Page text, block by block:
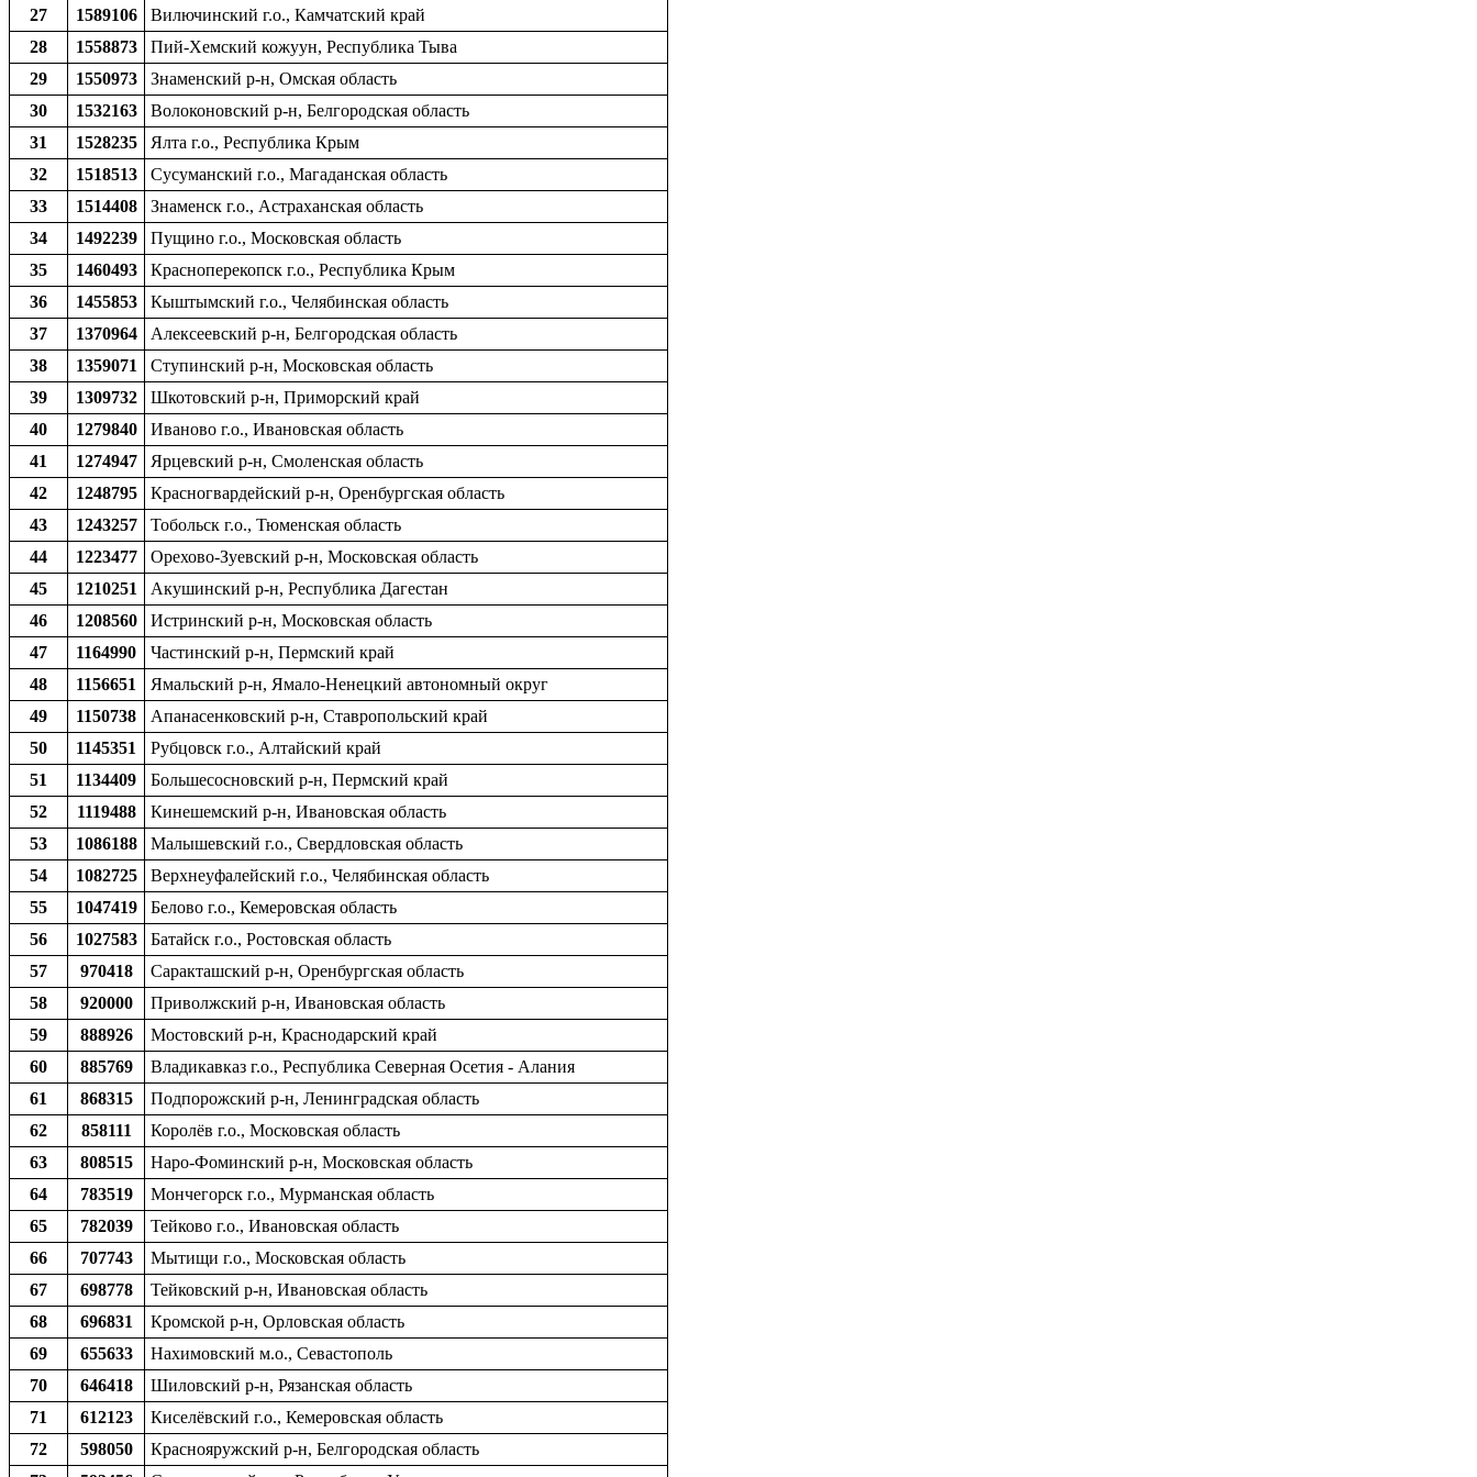
27 1589106
Вилючинский г.о., Камчатский край
28
1558873
Пий-Хемский кожуун, Республика Тыва
29
1550973
Знаменский р-н, Омская область
30
1532163
Волоконовский р-н, Белгородская область
31
1528235
Ялта г.о., Республика Крым
32
1518513
Сусуманский г.о., Магаданская область
33
1514408
Знаменск г.о., Астраханская область
34
1492239
Пущино г.о., Московская область
35
1460493
Красноперекопск г.о., Республика Крым
36
1455853
Кыштымский г.о., Челябинская область
37
1370964
Алексеевский р-н, Белгородская область
38
1359071
Ступинский р-н, Московская область
39
1309732
Шкотовский р-н, Приморский край
40
1279840
Иваново г.о., Ивановская область
41
1274947
Ярцевский р-н, Смоленская область
42
1248795
Красногвардейский р-н, Оренбургская область
43
1243257
Тобольск г.о., Тюменская область
44
1223477
Орехово-Зуевский р-н, Московская область
45
1210251
Акушинский р-н, Республика Дагестан
46
1208560
Истринский р-н, Московская область
47
1164990
Частинский р-н, Пермский край
48
1156651
Ямальский р-н, Ямало-Ненецкий автономный округ
49
1150738
Апанасенковский р-н, Ставропольский край
50
1145351
Рубцовск г.о., Алтайский край
51
1134409
Большесосновский р-н, Пермский край
52
1119488
Кинешемский р-н, Ивановская область
53
1086188
Малышевский г.о., Свердловская область
54
1082725
Верхнеуфалейский г.о., Челябинская область
55
1047419
Белово г.о., Кемеровская область
56
1027583
Батайск г.о., Ростовская область
57
970418
Саракташский р-н, Оренбургская область
58
920000
Приволжский р-н, Ивановская область
59
888926
Мостовский р-н, Краснодарский край
60
885769
Владикавказ г.о., Республика Северная Осетия - Алания
61
868315
Подпорожский р-н, Ленинградская область
62
858111
Королёв г.о., Московская область
63
808515
Наро-Фоминский р-н, Московская область
64
783519
Мончегорск г.о., Мурманская область
65
782039
Тейково г.о., Ивановская область
66
707743
Мытищи г.о., Московская область
67
698778
Тейковский р-н, Ивановская область
68
696831
Кромской р-н, Орловская область
69
655633
Нахимовский м.о., Севастополь
70
646418
Шиловский р-н, Рязанская область
71
612123
Киселёвский г.о., Кемеровская область
72
598050
Краснояружский р-н, Белгородская область